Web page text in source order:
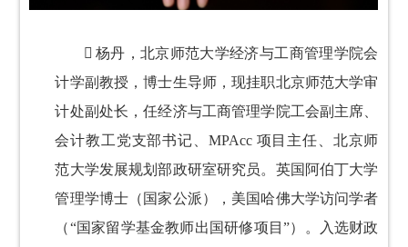
 杨丹，北京师范大学经济与工商管理学院会
计学副教授，博士生导师，现挂职北京师范大学审
计处副处长，任经济与工商管理学院工会副主席、
会计教工党支部书记、MPAcc 项目主任、北京师
范大学发展规划部政研室研究员。英国阿伯丁大学
管理学博士（国家公派），美国哈佛大学访问学者
（“国家留学基金教师出国研修项目”）。入选财政